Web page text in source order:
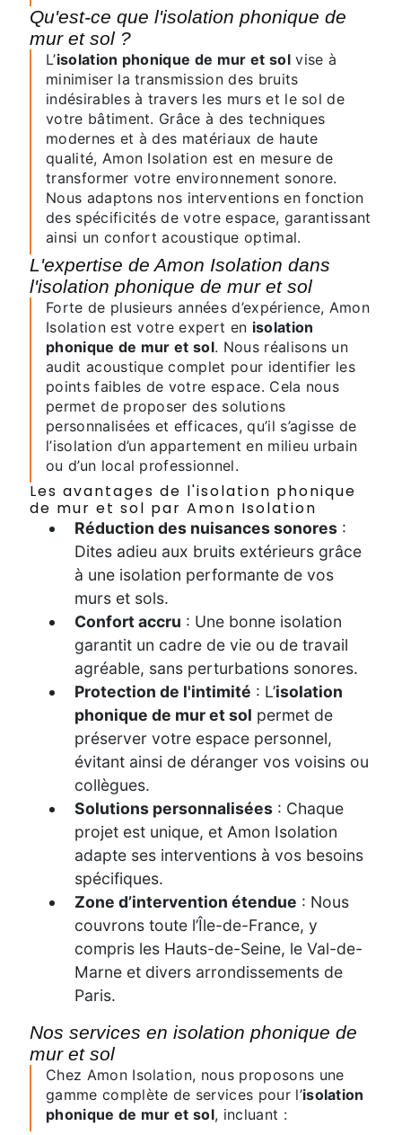
Qu'est-ce que l'isolation phonique de
mur et sol ?
L’isolation phonique de mur et solvise à
minimiser la transmission des bruits
indésirables à travers les murs et le sol de
votre bâtiment. Grâce à des techniques
modernes et à des matériaux de haute
qualité, Amon Isolation est en mesure de
transformer votre environnement sonore.
Nous adaptons nos interventions en fonction
des spécificités de votre espace, garantissant
ainsi un confort acoustique optimal.
L'expertise de Amon Isolation dans
l'isolation phonique de mur et sol
Forte de plusieurs années d’expérience, Amon
Isolation est votre expert en isolation
phonique de mur et sol. Nous réalisons un
audit acoustique complet pour identifier les
points faibles de votre espace. Cela nous
permet de proposer des solutions
personnalisées et efficaces, qu’il s’agisse de
l’isolation d’un appartement en milieu urbain
ou d’un local professionnel.
Les avantages de l'isolation phonique
de mur et sol par Amon Isolation
Réduction des nuisances sonores :
Dites adieu aux bruits extérieurs grâce
à une isolation performante de vos
murs et sols.
Confort accru : Une bonne isolation
garantit un cadre de vie ou de travail
agréable, sans perturbations sonores.
Protection de l'intimité : L’isolation
phonique de mur et sol permet de
préserver votre espace personnel,
évitant ainsi de déranger vos voisins ou
collègues.
Solutions personnalisées : Chaque
projet est unique, et Amon Isolation
adapte ses interventions à vos besoins
spécifiques.
Zone d’intervention étendue : Nous
couvrons toute l’Île-de-France, y
compris les Hauts-de-Seine, le Val-de-
Marne et divers arrondissements de
Paris.
Nos services en isolation phonique de
mur et sol
Chez Amon Isolation, nous proposons une
gamme complète de services pour l’isolation
phonique de mur et sol, incluant :